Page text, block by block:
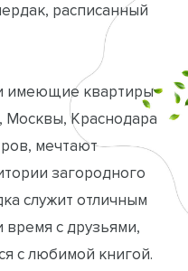
расписанный
имеющие квартиры
Москвы, Краснодара
мечтают
загородного
служит отличным
с друзьями,
с любимой книгой.